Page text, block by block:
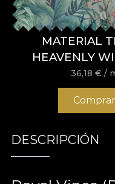
MATERIAL
HEAVENLY
36,18€ /
Comprar
DESCRIPCIÓN